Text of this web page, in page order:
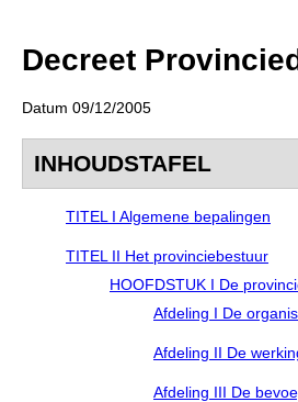
Decreet
Datum 09/12/2005
INHOUDSTAFEL
TITEL I Algemene bepalingen
TITEL II Het provinciebestuur
HOOFDSTUK I De
Afdeling I De
Afdeling II De
Afdeling III De